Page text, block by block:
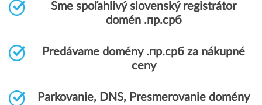
Sme spoľahlivý slovenský registrátor
domén .пр.срб
Predávame domény .пр.срб za nákupné
ceny
Parkovanie, DNS, Presmerovanie domény